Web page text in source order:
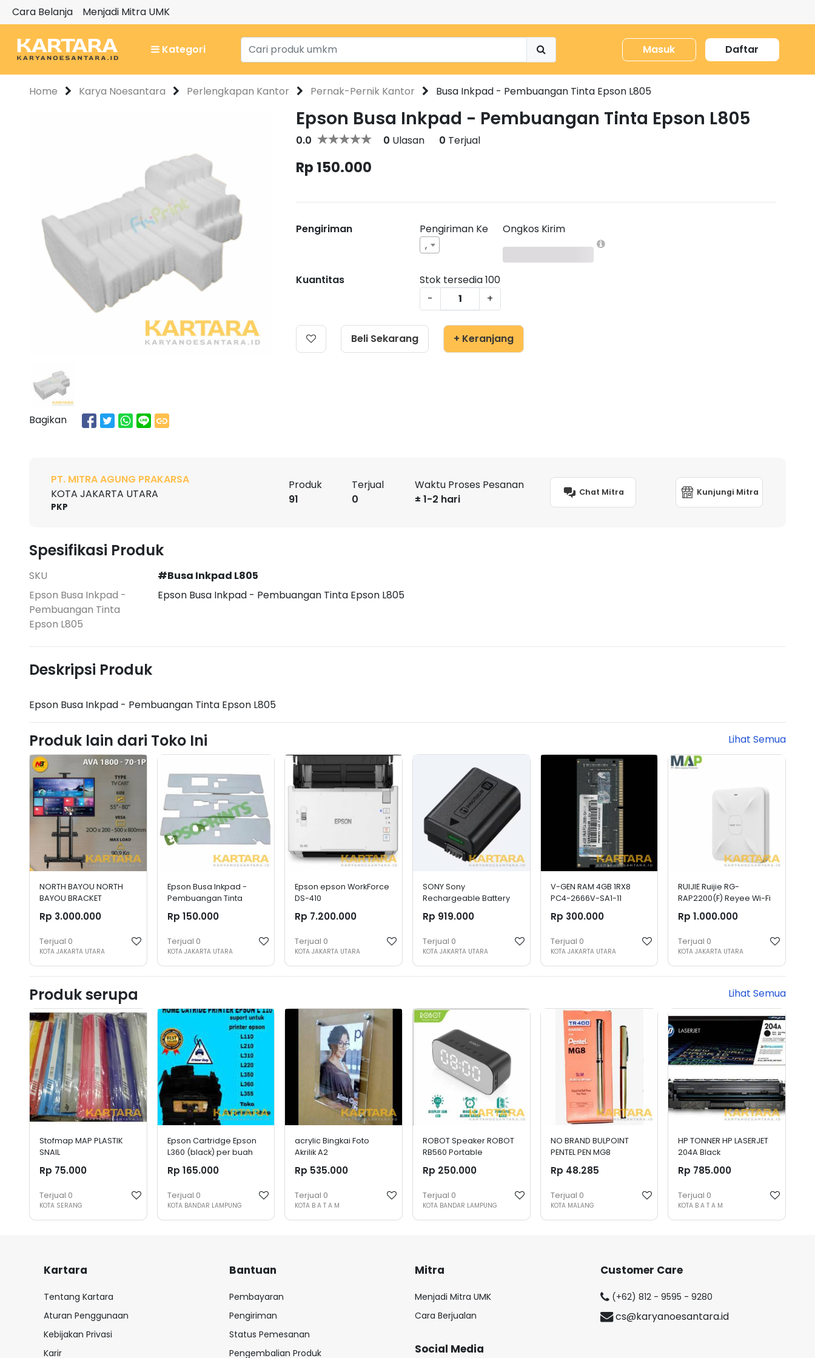
Cara Belanja Menjadi Mitra UMK
Kategori Masuk Daftar
Home Karya Noesantara Perlengkapan Kantor Pernak-Pernik Kantor Busa Inkpad - Pembuangan Tinta Epson L805
Bagikan
Epson Busa Inkpad - Pembuangan Tinta Epson L805
0.0 0 Ulasan 0 Terjual
Rp 150.000
Pengiriman
Pengiriman Ke
,
Ongkos Kirim
Kuantitas Stok tersedia100
-
+
Beli Sekarang + Keranjang
PT. MITRA AGUNG PRAKARSA
KOTA JAKARTA UTARA
PKP
Produk
91
Terjual
0
Waktu Proses Pesanan
± 1-2 hari
Chat Mitra Kunjungi Mitra
Spesifikasi Produk
SKU
#Busa Inkpad L805
Epson Busa Inkpad -
Pembuangan Tinta
Epson L805
Epson Busa Inkpad - Pembuangan Tinta Epson L805
Deskripsi Produk
Epson Busa Inkpad - Pembuangan Tinta Epson L805
Produk lain dari Toko Ini Lihat Semua
NORTH BAYOU NORTH
BAYOU BRACKET
MONITOR 55 -80 INCH
70-IP
Rp 3.000.000
Terjual 0
KOTA JAKARTA UTARA
Epson Busa Inkpad -
Pembuangan Tinta
Rp 150.000
Terjual 0
KOTA JAKARTA UTARA
Epson epson WorkForce
DS-410
Rp 7.200.000
Terjual 0
KOTA JAKARTA UTARA
SONY Sony
Rechargeable Battery
Rp 919.000
Terjual 0
KOTA JAKARTA UTARA
V-GEN RAM 4GB 1RX8
PC4-2666V-SA1-11
Rp 300.000
Terjual 0
KOTA JAKARTA UTARA
RUIJIE Ruijie RG-
RAP2200(F) Reyee Wi-Fi
Access Point
Rp 1.000.000
Terjual 0
KOTA JAKARTA UTARA
Produk serupa Lihat Semua
Stofmap MAP PLASTIK
SNAIL
Rp 75.000
Terjual 0
KOTA SERANG
Epson Cartridge Epson
L360 (black) per buah
Rp 165.000
Terjual 0
KOTA BANDAR LAMPUNG
acrylic Bingkai Foto
Akrilik A2
Rp 535.000
Terjual 0
KOTA B A T A M
ROBOT Speaker ROBOT
RB560 Portable
Rp 250.000
Terjual 0
KOTA BANDAR LAMPUNG
NO BRAND BULPOINT
PENTEL PEN MG8
Rp 48.285
Terjual 0
KOTA MALANG
HP TONNER HP LASERJET
204A Black
Rp 785.000
Terjual 0
KOTA B A T A M
Kartara
Tentang Kartara
Aturan Penggunaan
Kebijakan Privasi
Karir
Bantuan
Pembayaran
Pengiriman
Status Pemesanan
Pengembalian Produk
Mitra
Menjadi Mitra UMK
Cara Berjualan
Social Media
Customer Care
(+62) 812 - 9595 - 9280
cs@karyanoesantara.id